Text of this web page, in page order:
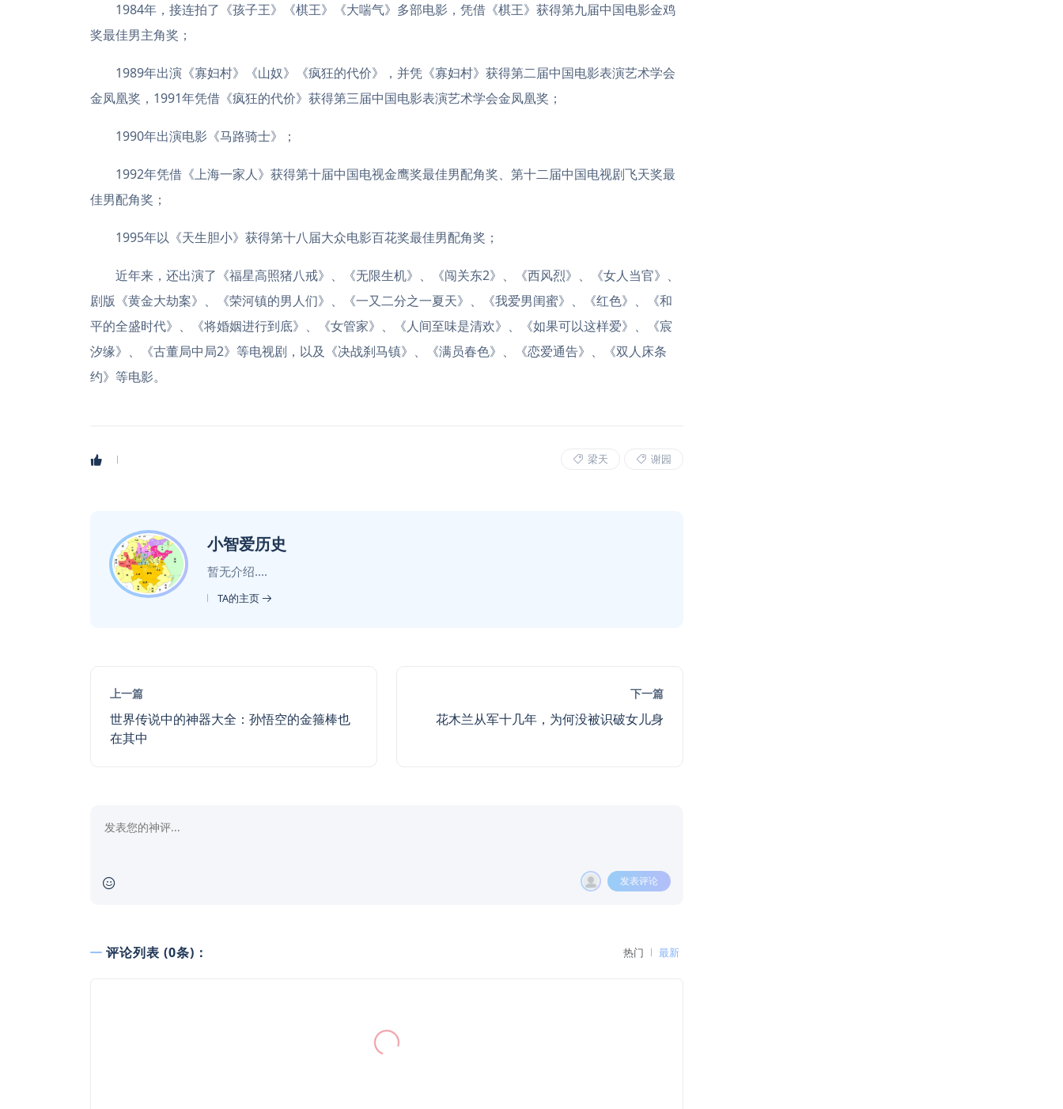
1984年，接连拍了《孩子王》《棋王》《大喘气》多部电影，凭借《棋王》获得第九届中国电影金鸡
奖最佳男主角奖；
1989年出演《寡妇村》《山奴》《疯狂的代价》，并凭《寡妇村》获得第二届中国电影表演艺术学会
金凤凰奖，1991年凭借《疯狂的代价》获得第三届中国电影表演艺术学会金凤凰奖；
1990年出演电影《马路骑士》；
1992年凭借《上海一家人》获得第十届中国电视金鹰奖最佳男配角奖、第十二届中国电视剧飞天奖最
佳男配角奖；
1995年以《天生胆小》获得第十八届大众电影百花奖最佳男配角奖；
近年来，还出演了《福星高照猪八戒》、《无限生机》、《闯关东2》、《西风烈》、《女人当官》、
剧版《黄金大劫案》、《荣河镇的男人们》、《一又二分之一夏天》、《我爱男闺蜜》、《红色》、《和
平的全盛时代》、《将婚姻进行到底》、《女管家》、《人间至味是清欢》、《如果可以这样爱》、《宸
汐缘》、《古董局中局2》等电视剧，以及《决战刹马镇》、《满员春色》、《恋爱通告》、《双人床条
约》等电影。
梁天 谢园
小智爱历史
暂无介绍....
TA的主页
上一篇
世界传说中的神器大全：孙悟空的金箍棒也
在其中
下一篇
花木兰从军十几年，为何没被识破女儿身
发表评论
评论列表 (0条)： 热门 最新